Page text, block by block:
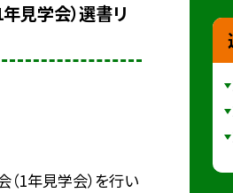
見学会）選書リ
（1年見学会）を行い